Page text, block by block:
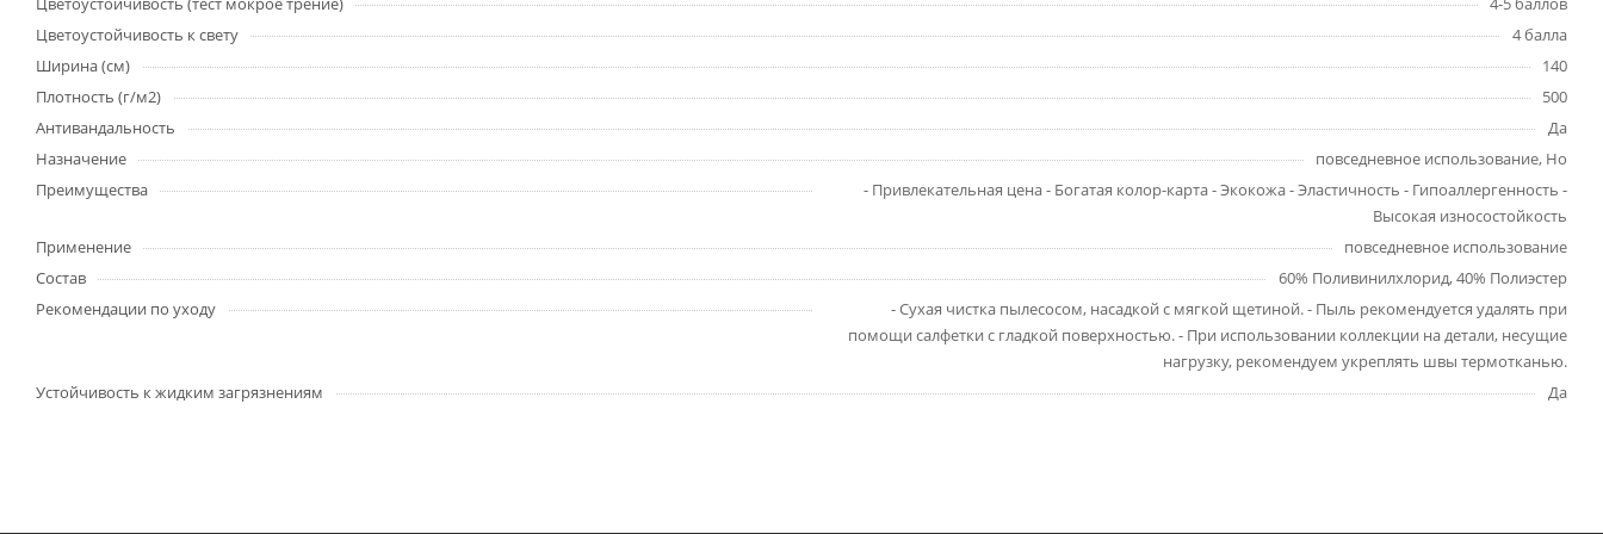
Цветоустойчивость к свету
4 балла
Ширина (см)
140
Плотность (г/м2)
500
Антивандальность
Да
Назначение
повседневное использование, Ho
Преимущества
- Привлекательная цена - Богатая колор-карта - Экокожа - Эластичность - Гипоаллергенность -
Высокая износостойкость
Применение
повседневное использование
Состав
60% Поливинилхлорид, 40% Полиэстер
Рекомендации по уходу
- Сухая чистка пылесосом, насадкой с мягкой щетиной. - Пыль рекомендуется удалять при
помощи салфетки с гладкой поверхностью. - При использовании коллекции на детали, несущие
нагрузку, рекомендуем укреплять швы термотканью.
Устойчивость к жидким загрязнениям
Да